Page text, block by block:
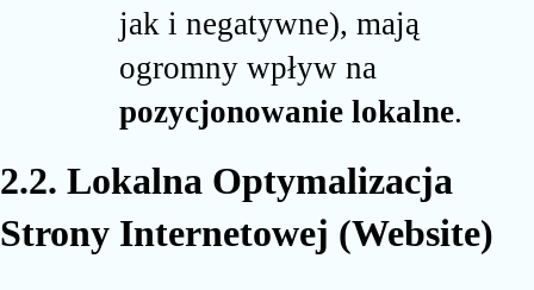
jak i negatywne), mają
ogromny wpływ na
pozycjonowanie lokalne.
2.2. Lokalna Optymalizacja
Strony Internetowej (Website)